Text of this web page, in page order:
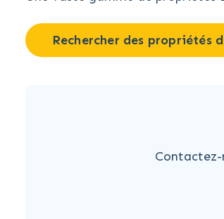
Rechercher des propriétés
Contactez-